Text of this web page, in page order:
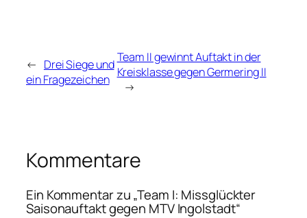
← Drei Siege und
ein Fragezeichen
Team II gewinnt Auftakt in der
Kreisklasse gegen Germering II
→
Kommentare
Ein Kommentar zu „Team I: Missglückter
Saisonauftakt gegen MTV Ingolstadt“